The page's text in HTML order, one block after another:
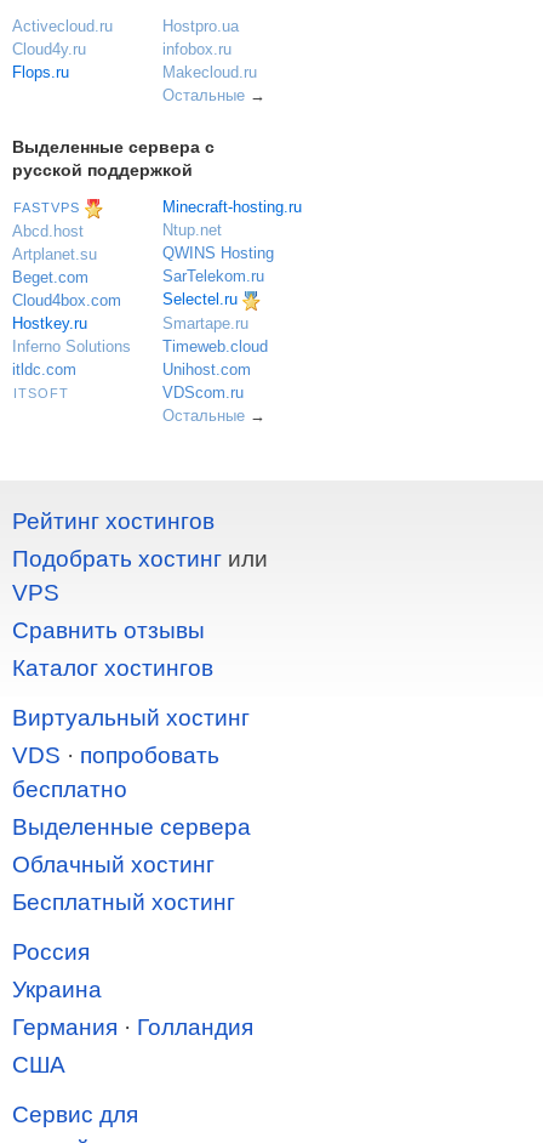
Activecloud.ru
Cloud4y.ru
Flops.ru
Hostpro.ua
infobox.ru
Makecloud.ru
Остальные→
Выделенные сервера с
русской поддержкой
FASTVPS
Abcd.host
Artplanet.su
Beget.com
Cloud4box.com
Hostkey.ru
Inferno Solutions
itldc.com
ITSOFT
Minecraft-hosting.ru
Ntup.net
QWINS Hosting
SarTelekom.ru
Selectel.ru
Smartape.ru
Timeweb.cloud
Unihost.com
VDScom.ru
Остальные→
Рейтинг хостингов
Подобрать хостинг или
VPS
Сравнить отзывы
Каталог хостингов
Виртуальный хостинг
VDS · попробовать
бесплатно
Выделенные сервера
Облачный хостинг
Бесплатный хостинг
Россия
Украина
Германия · Голландия
США
Сервис для